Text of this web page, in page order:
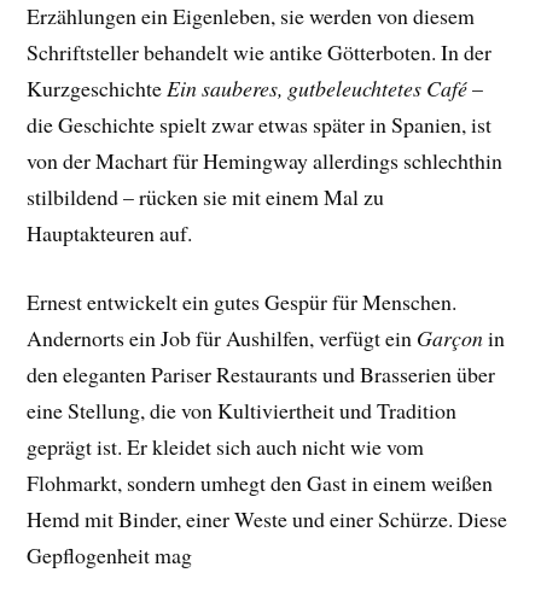
Erzählungen ein Eigenleben, sie werden von diesem
Schriftsteller behandelt wie antike Götterboten. In der
KurzgeschichteEin sauberes, gutbeleuchtetes Café–
die Geschichte spielt zwar etwas später in Spanien, ist
von der Machart für Hemingway allerdings schlechthin
stilbildend – rücken sie mit einem Mal zu
Hauptakteuren auf.
Ernest entwickelt ein gutes Gespür für Menschen.
Andernorts ein Job für Aushilfen, verfügt ein Garçonin
den eleganten Pariser Restaurants und Brasserien über
eine Stellung, die von Kultiviertheit und Tradition
geprägt ist. Er kleidet sich auch nicht wie vom
Flohmarkt, sondern umhegt den Gast in einem weißen
Hemd mit Binder, einer Weste und einer Schürze. Diese
Gepflogenheit mag